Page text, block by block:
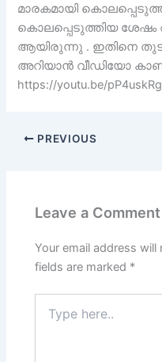
മാരകമായി
കൊലപ്പെടുത്തിയ
ആയിരുന്നു . ഇതിനെ
അറിയാൻ വീഡിയോ
https://youtu.be/
PREVIOUS
Leave a Comment
Your email address
fields are marked *
here..